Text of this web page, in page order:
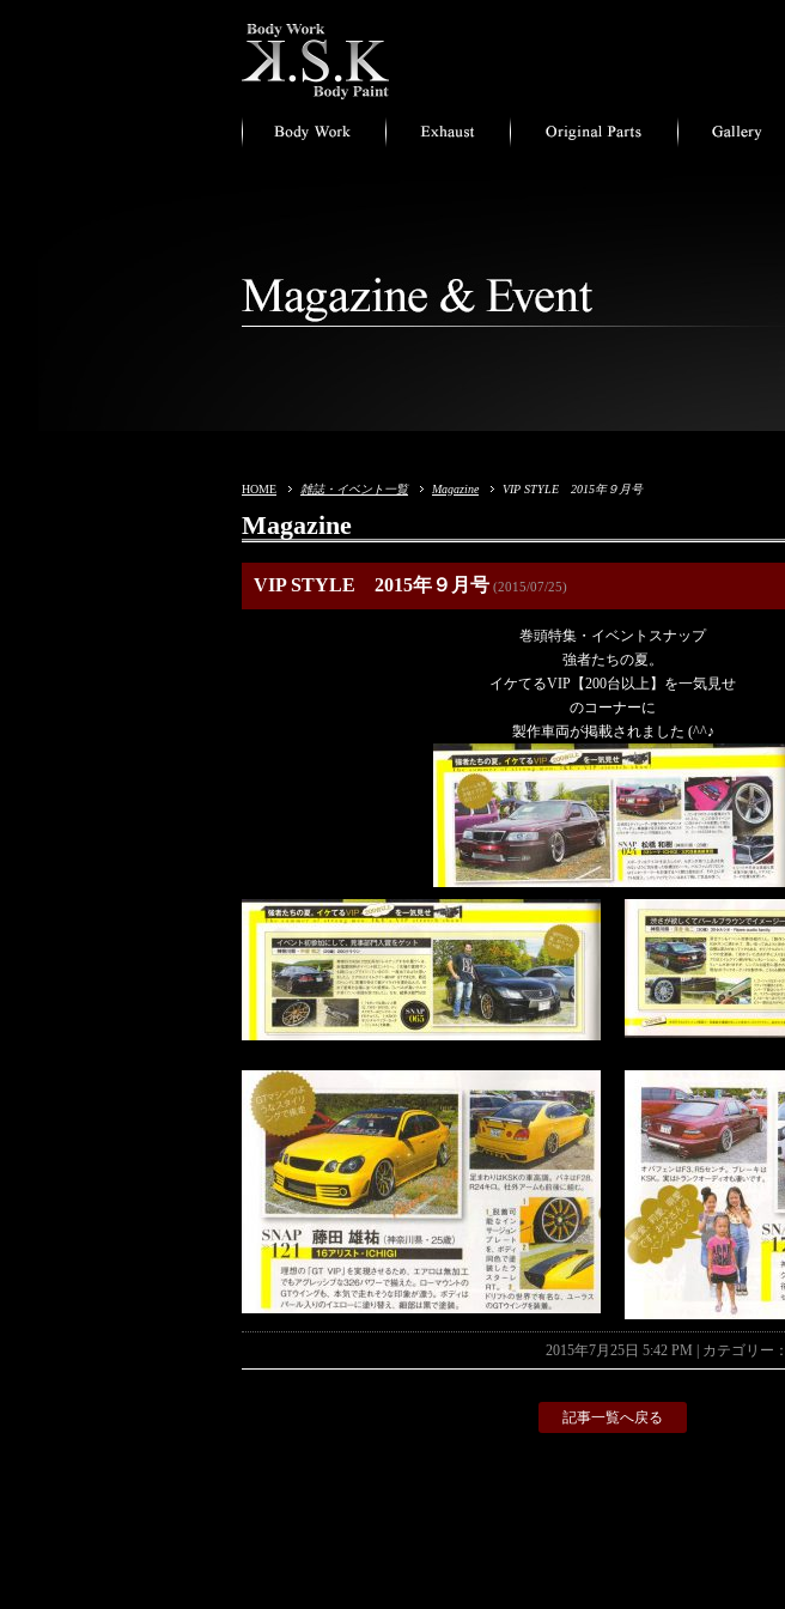
HOME 雑誌・イベント一覧 Magazine VIP STYLE 2015年９月号
Magazine
VIP STYLE 2015年９月号 (2015/07/25)
巻頭特集・イベントスナップ
強者たちの夏。
イケてるVIP【200台以上】を一気見せ
のコーナーに
製作車両が掲載されました (^^♪
2015年7月25日 5:42 PM | カテゴリー：
記事一覧へ戻る